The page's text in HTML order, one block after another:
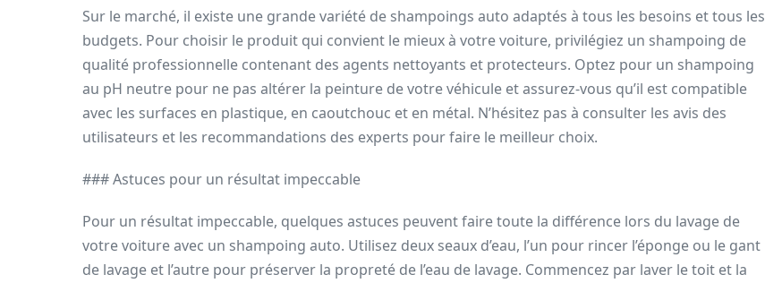
Sur le marché, il existe une grande variété de shampoings auto adaptés à tous les besoins et tous les
budgets. Pour choisir le produit qui convient le mieux à votre voiture, privilégiez un shampoing de
qualité professionnelle contenant des agents nettoyants et protecteurs. Optez pour un shampoing
au pH neutre pour ne pas altérer la peinture de votre véhicule et assurez-vous qu’il est compatible
avec les surfaces en plastique, en caoutchouc et en métal. N’hésitez pas à consulter les avis des
utilisateurs et les recommandations des experts pour faire le meilleur choix.
### Astuces pour un résultat impeccable
Pour un résultat impeccable, quelques astuces peuvent faire toute la différence lors du lavage de
votre voiture avec un shampoing auto. Utilisez deux seaux d’eau, l’un pour rincer l’éponge ou le gant
de lavage et l’autre pour préserver la propreté de l’eau de lavage. Commencez par laver le toit et la